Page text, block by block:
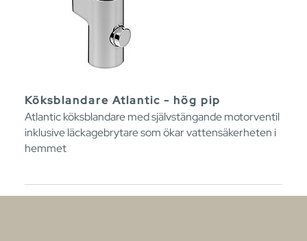
Köksblandare Atlantic - hög pip
Atlantic köksblandare med självstängande motorventil
inklusive läckagebrytare som ökar vattensäkerheten i
hemmet